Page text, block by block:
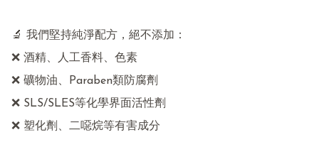
🔬 我們堅持純淨配方，絕不添加：
❌ 酒精、人工香料、色素
❌ 礦物油、Paraben類防腐劑
❌ SLS/SLES等化學界面活性劑
❌ 塑化劑、二噁烷等有害成分